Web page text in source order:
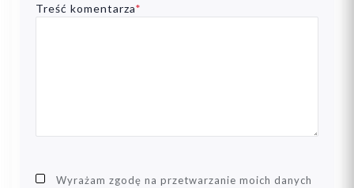
Treść komentarza*
Wyrażam zgodę na przetwarzanie moich danych